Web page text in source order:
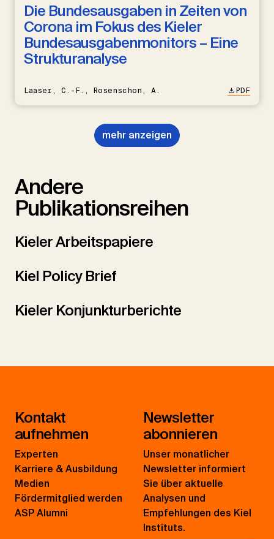
Die Bundesausgaben in Zeiten von
Corona im Fokus des Kieler
Bundesausgabenmonitors – Eine
Strukturanalyse
Laaser, C.-F., Rosenschon, A. PDF
mehr anzeigen
Andere
Publikationsreihen
Kieler Arbeitspapiere
Kiel Policy Brief
Kieler Konjunkturberichte
Kontakt
aufnehmen
Experten
Karriere & Ausbildung
Medien
Fördermitglied werden
ASP Alumni
Newsletter
abonnieren
Unser monatlicher
Newsletter informiert
Sie über aktuelle
Analysen und
Empfehlungen des Kiel
Instituts.